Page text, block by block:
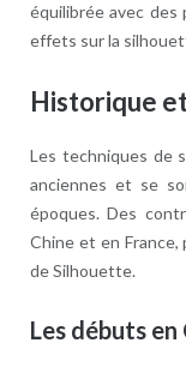
équilibrée avec des
effets sur la
Historique
Les techniques de
anciennes et se
époques. Des
Chine et en France,
de Silhouette.
Les débuts en